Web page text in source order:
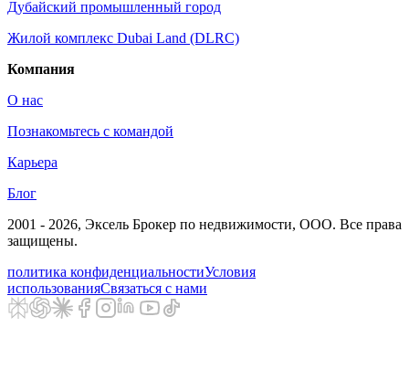
Дубайский промышленный город
Жилой комплекс Dubai Land (DLRC)
Компания
О нас
Познакомьтесь с командой
Карьера
Блог
2001 - 2026, Эксель Брокер по недвижимости, ООО. Все права
защищены.
политика конфиденциальностиУсловия
использованияСвязаться с нами